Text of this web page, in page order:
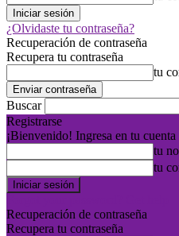
¿Olvidaste tu contraseña?
Recuperación de contraseña
Recupera tu contraseña
tu
Buscar
Registrarse
¡Bienvenido! Ingresa en tu cuenta
tu
tu
Recuperación de contraseña
Recupera tu contraseña